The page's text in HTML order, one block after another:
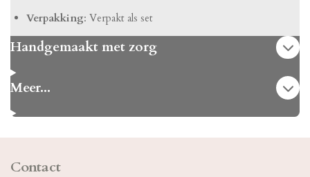
Verpakking: Verpakt als set
Handgemaakt met zorg
Meer...
Contact